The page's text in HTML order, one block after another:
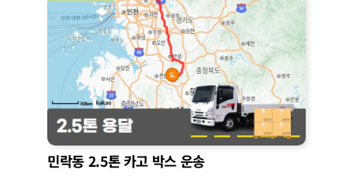
민락동 2.5톤 카고 박스 운송